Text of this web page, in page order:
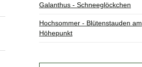
Galanthus - Schneeglöckchen
Hochsommer - Blütenstauden am
Höhepunkt